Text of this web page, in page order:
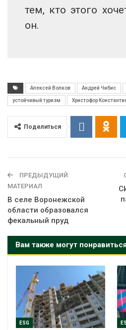
тем, кто этого
он.
Алексей Волков Андрей Чибис
устойчивый туризм Христофор
Поделиться
ПРЕДЫДУЩИЙ
МАТЕРИАЛ
В селе Воронежской
области образовался
фекальный пруд
Вам также могут
ESG